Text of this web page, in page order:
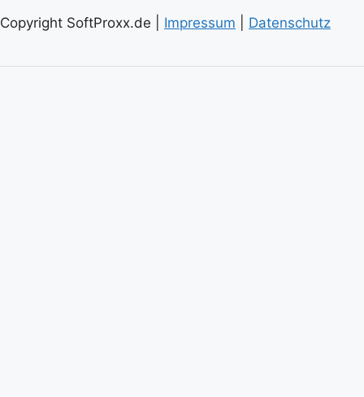
Copyright SoftProxx.de | Impressum Datenschutz